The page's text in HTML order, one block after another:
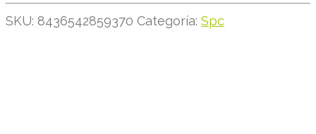
SKU: 8436542859370 Categoría: Spc